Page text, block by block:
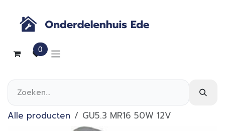
0
Alle producten GU5.3 MR16 50W 12V